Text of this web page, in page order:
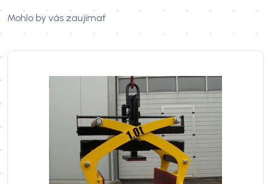
Mohlo by vás zaujímať